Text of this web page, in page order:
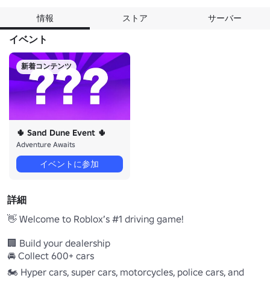
情報 ストア サーバー
イベント
新着コンテンツ
🌵 Sand Dune Event 🌵
Adventure Awaits
イベントに参加
詳細
👋 Welcome to Roblox’s #1 driving game!
🏢 Build your dealership
🚘 Collect 600+ cars
🏍️ Hyper cars, super cars, motorcycles, police cars, and